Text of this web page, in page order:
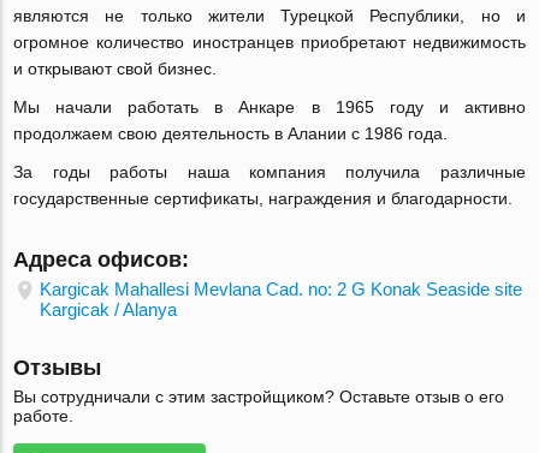
являются не только жители Турецкой Республики, но и
огромное количество иностранцев приобретают недвижимость
и открывают свой бизнес.
Мы начали работать в Анкаре в 1965 году и активно
продолжаем свою деятельность в Алании с 1986 года.
За годы работы наша компания получила различные
государственные сертификаты, награждения и благодарности.
Адреса офисов:
Kargicak Mahallesi Mevlana Cad. no: 2 G Konak Seaside site
Kargicak / Alanya
Отзывы
Вы сотрудничали с этим застройщиком? Оставьте отзыв о его
работе.